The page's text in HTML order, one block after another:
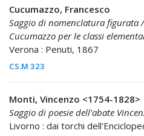
Cucumazzo, Francesco
Saggio di nomenclatura figurata
Cucumazzo per le classi
Verona : Penuti, 1867
CS.M 323
Monti, Vincenzo <1754-1828>
Saggio di poesie dell'abate
Livorno : dai torchi